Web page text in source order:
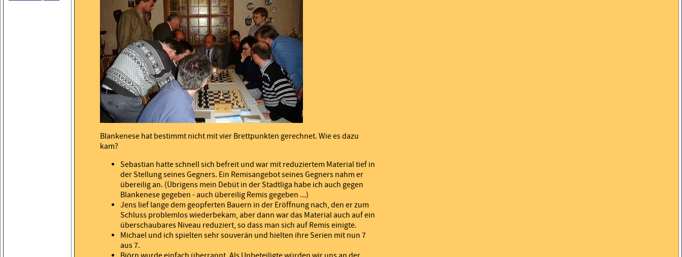
Blankenese hat bestimmt nicht mit vier Brettpunkten gerechnet. Wie es dazu
kam?
Sebastian hatte schnell sich befreit und war mit reduziertem Material tief in
der Stellung seines Gegners. Ein Remisangebot seines Gegners nahm er
übereilig an. (Übrigens mein Debüt in der Stadtliga habe ich auch gegen
Blankenese gegeben - auch übereilig Remis gegeben ...)
Jens lief lange dem geopferten Bauern in der Eröffnung nach, den er zum
Schluss problemlos wiederbekam, aber dann war das Material auch auf ein
überschaubares Niveau reduziert, so dass man sich auf Remis einigte.
Michael und ich spielten sehr souverän und hielten ihre Serien mit nun 7
aus 7.